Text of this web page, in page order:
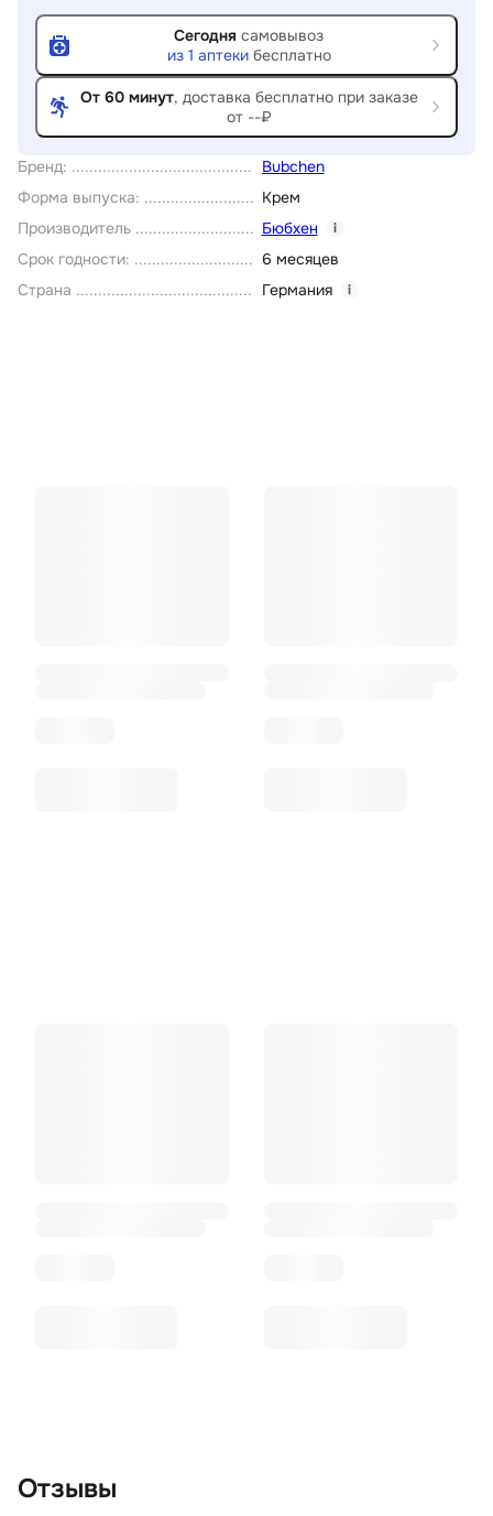
Бренд:
Bubchen
Форма выпуска:
Крем
Производитель
Бюбхен i
Срок годности:
6 месяцев
Страна
Германия i
Сегодня самовывоз
из 1 аптекибесплатно
От 60 минут, доставка бесплатно при заказе
от --₽
Отзывы